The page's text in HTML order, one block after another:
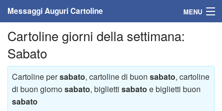
Messaggi Auguri Cartoline MENU
Home
Messaggi
Cartoline
Cartoline con nome
Cartoline giorni della settimana:
Sabato
Cartoline persabato, cartoline di buon sabato, cartoline
di buon giornosabato, biglietti sabato e biglietti buon
sabato